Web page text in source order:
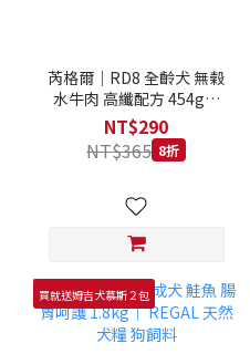
芮格爾｜RD8 全齡犬 無榖
水牛肉 高纖配方 454g｜
REGAL 天然犬糧 狗飼料
NT$290
NT$365 8折
買就送姆吉犬慕斯２包